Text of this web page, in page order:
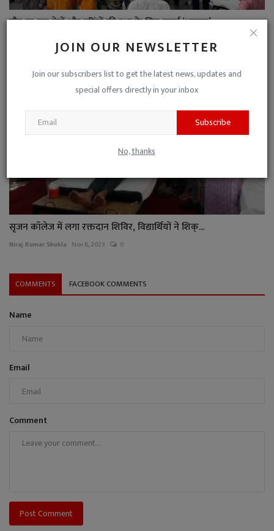
JOIN OUR NEWSLETTER
Join our subscribers list to get the latest news, updates and
special offers directly in your inbox
Subscribe
No, thanks
मौन रह कर पेड़ों और परिंदों की रक्षा के लिए उठाई ‘आवाज’...
सृजन कॉलेज में लगा रक्तदान शिविर, विद्यार्थियों ने शिक्...
Niraj Kumar Shukla Nov 6, 2023 0
COMMENTS FACEBOOK COMMENTS
Name
Email
Comment
Post Comment